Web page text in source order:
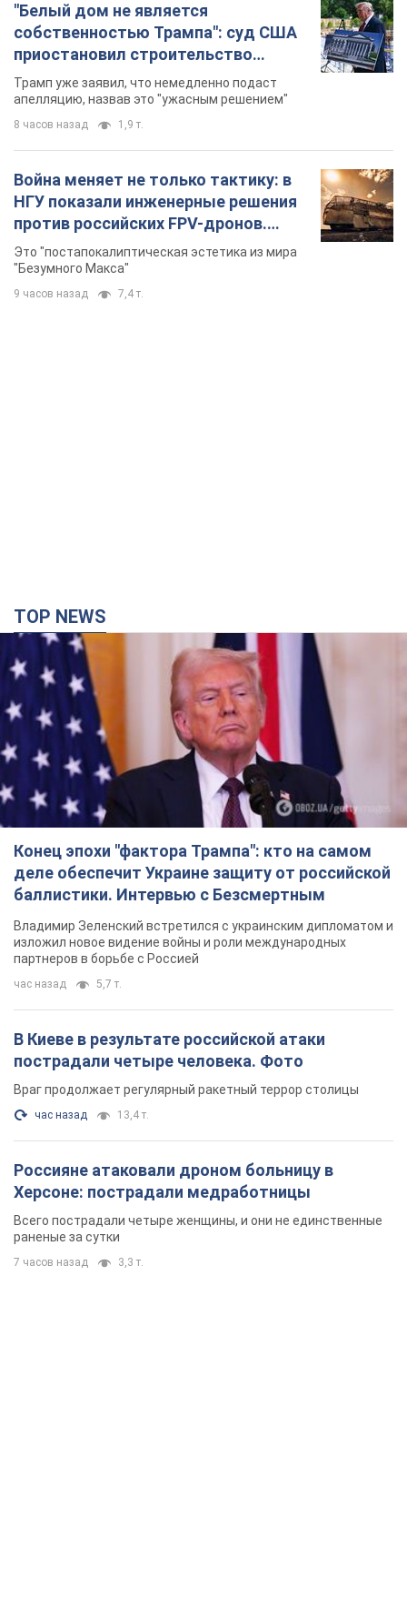
"Белый дом не является
собственностью Трампа": суд США
приостановил строительство
бального зала стоимостью 400 млн
долларов
Трамп уже заявил, что немедленно подаст
апелляцию, назвав это "ужасным решением"
8 часов назад 1,9 т.
Война меняет не только тактику: в
НГУ показали инженерные решения
против российских FPV-дронов.
Фото
Это "постапокалиптическая эстетика из мира
"Безумного Макса"
9 часов назад 7,4 т.
TOP NEWS
Конец эпохи "фактора Трампа": кто на самом
деле обеспечит Украине защиту от российской
баллистики. Интервью с Безсмертным
Владимир Зеленский встретился с украинским дипломатом и
изложил новое видение войны и роли международных
партнеров в борьбе с Россией
час назад 5,7 т.
В Киеве в результате российской атаки
пострадали четыре человека. Фото
Враг продолжает регулярный ракетный террор столицы
час назад 13,4 т.
Россияне атаковали дроном больницу в
Херсоне: пострадали медработницы
Всего пострадали четыре женщины, и они не единственные
раненые за сутки
7 часов назад 3,3 т.